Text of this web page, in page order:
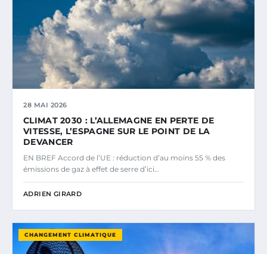
28 MAI 2026
CLIMAT 2030 : L’ALLEMAGNE EN PERTE DE
VITESSE, L’ESPAGNE SUR LE POINT DE LA
DEVANCER
EN BREF Accord de l’UE : réduction d’au moins 55 % des
émissions de gaz à effet de serre d’ici…
ADRIEN GIRARD
CHANGEMENT CLIMATIQUE